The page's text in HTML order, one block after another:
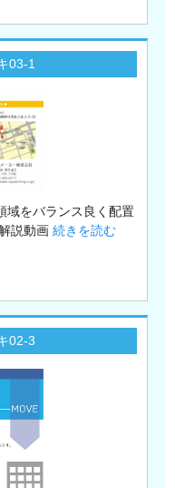
03-1
域をバランス良く配置
説動画続きを読む
02-3